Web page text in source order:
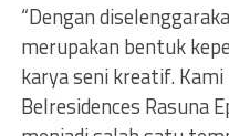
“Dengan
merupakan bentuk
karya seni kreatif.
Belresidences Rasuna